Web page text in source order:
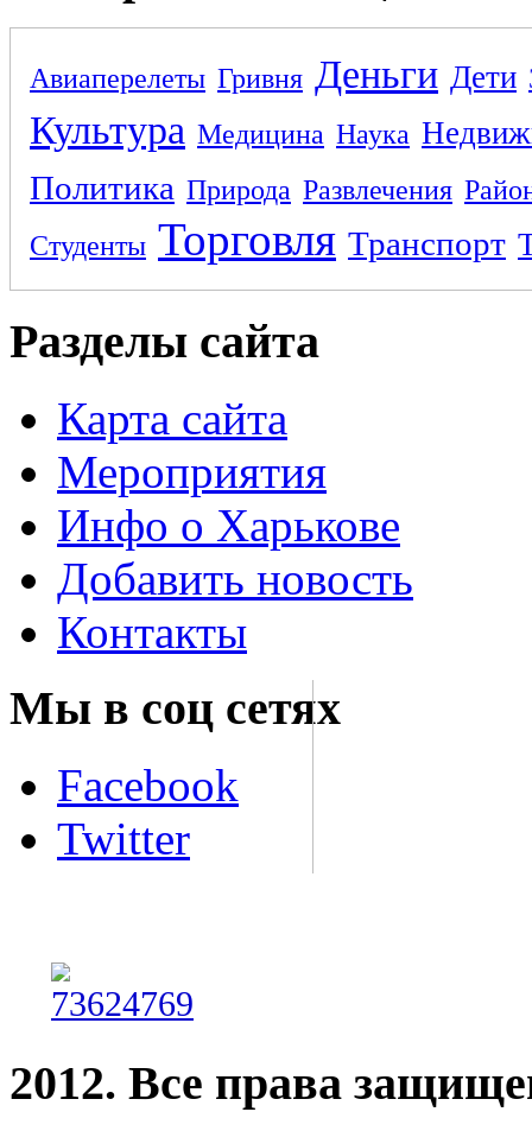
Авиаперелеты Гривня Деньги Дети
Культура Медицина Наука
Политика Природа Развлечения
Студенты Торговля Транспорт
Разделы сайта
Карта сайта
Мероприятия
Инфо о Харькове
Добавить новость
Контакты
Мы в соц сетях
Facebook
Twitter
2012. Все права